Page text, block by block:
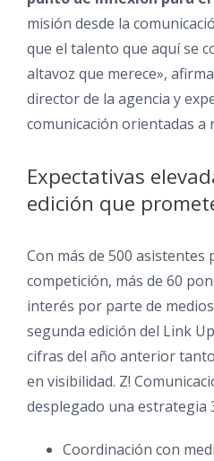
misión desde la
que el talento que aquí se
altavoz que merece»,
director de la agencia y
comunicación orientadas a
Expectativas
edición que
Con más de 500
competición, más de 60
interés por parte de
segunda edición del Link
cifras del año anterior
en visibilidad. Z!
desplegado una estrategia
Coordinación con